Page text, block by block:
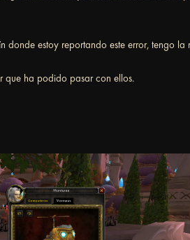
donde estoy reportando este error, tengo
que ha podido pasar con ellos.